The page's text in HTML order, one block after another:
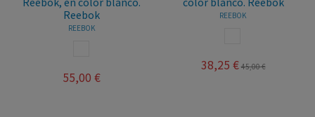
Reebok
REEBOK
55,00 €
REEBOK
38,25 € 45,00 €